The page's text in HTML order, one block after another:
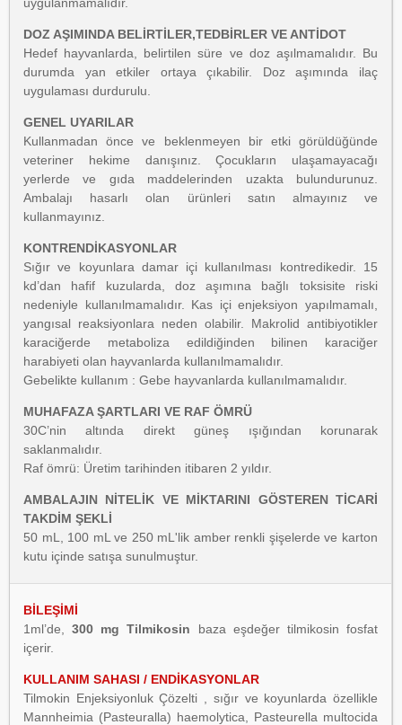
DOZ AŞIMINDA BELİRTİLER,TEDBİRLER VE ANTİDOT
Hedef hayvanlarda, belirtilen süre ve doz aşılmamalıdır. Bu
durumda yan etkiler ortaya çıkabilir. Doz aşımında ilaç
uygulaması durdurulu.
GENEL UYARILAR
Kullanmadan önce ve beklenmeyen bir etki görüldüğünde
veteriner hekime danışınız. Çocukların ulaşamayacağı
yerlerde ve gıda maddelerinden uzakta bulundurunuz.
Ambalajı hasarlı olan ürünleri satın almayınız ve
kullanmayınız.
KONTRENDİKASYONLAR
Sığır ve koyunlara damar içi kullanılması kontredikedir. 15
kd’dan hafif kuzularda, doz aşımına bağlı toksisite riski
nedeniyle kullanılmamalıdır. Kas içi enjeksiyon yapılmamalı,
yangısal reaksiyonlara neden olabilir. Makrolid antibiyotikler
karaciğerde metaboliza edildiğinden bilinen karaciğer
harabiyeti olan hayvanlarda kullanılmamalıdır.
Gebelikte kullanım : Gebe hayvanlarda kullanılmamalıdır.
MUHAFAZA ŞARTLARI VE RAF ÖMRÜ
30C’nin altında direkt güneş ışığından korunarak
saklanmalıdır.
Raf ömrü: Üretim tarihinden itibaren 2 yıldır.
AMBALAJIN NİTELİK VE MİKTARINI GÖSTEREN TİCARİ
TAKDİM ŞEKLİ
50 mL, 100 mL ve 250 mL'lik amber renkli şişelerde ve karton
kutu içinde satışa sunulmuştur.
BİLEŞİMİ
1ml’de,300 mg Tilmikosin
baza eşdeğer tilmikosin fosfat
içerir.
KULLANIM SAHASI / ENDİKASYONLAR
Tilmokin Enjeksiyonluk Çözelti , sığır ve koyunlarda özellikle
Mannheimia (Pasteuralla) haemolytica, Pasteurella multocida